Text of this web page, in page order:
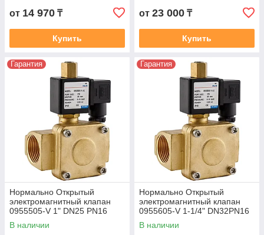
от 14 970 ₸
Купить
от 23 000 ₸
Купить
Гарантия
Нормально Открытый
электромагнитный клапан
0955505-V 1" DN25 PN16
В наличии
Гарантия
Нормально Открытый
электромагнитный клапан
0955605-V 1-1/4" DN32PN16
В наличии